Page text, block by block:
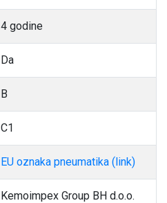
4 godine
Da
B
C1
EU oznaka pneumatika (link)
Kemoimpex Group BH d.o.o.